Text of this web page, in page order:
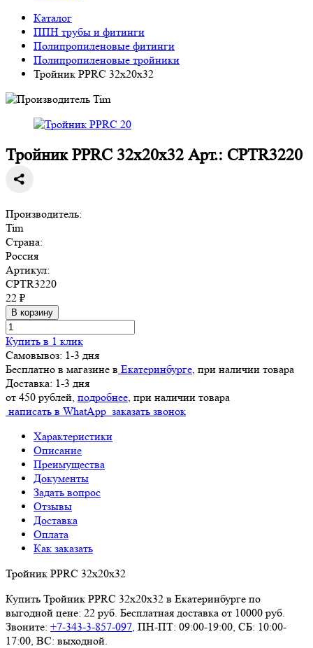
Каталог
ППН трубы и фитинги
Полипропиленовые фитинги
Полипропиленовые тройники
Тройник PPRC 32х20х32
Тройник PPRC 32х20х32 Арт.: CPTR3220
Производитель:
Tim
Страна:
Россия
Артикул:
CPTR3220
22 ₽
В корзину
Купить в 1 клик
Самовывоз: 1-3 дня
Бесплатно в магазине в Екатеринбурге, при наличии товара
Доставка: 1-3 дня
от 450 рублей, подробнее, при наличии товара
написать в WhatApp заказать звонок
Характеристики
Описание
Преимущества
Документы
Задать вопрос
Отзывы
Доставка
Оплата
Как заказать
Тройник PPRC 32х20х32
Купить Тройник PPRC 32х20х32 в Екатеринбурге по
выгодной цене: 22 руб. Бесплатная доставка от 10000 руб.
Звоните: +7-343-3-857-097, ПН-ПТ: 09:00-19:00, СБ: 10:00-
17:00, ВС: выходной.